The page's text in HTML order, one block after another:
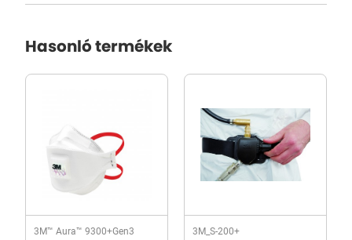
Hasonló termékek
3M™ Aura™ 9300+Gen3
3M_S-200+